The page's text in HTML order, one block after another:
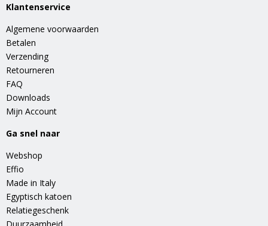
Klantenservice
Algemene voorwaarden
Betalen
Verzending
Retourneren
FAQ
Downloads
Mijn Account
Ga snel naar
Webshop
Effio
Made in Italy
Egyptisch katoen
Relatiegeschenk